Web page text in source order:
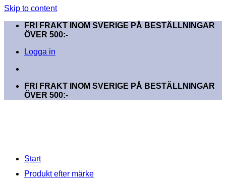
Skip to content
FRI FRAKT INOM SVERIGE PÅ BESTÄLLNINGAR
ÖVER 500:-
Logga in
FRI FRAKT INOM SVERIGE PÅ BESTÄLLNINGAR
ÖVER 500:-
Start
Produkt efter märke